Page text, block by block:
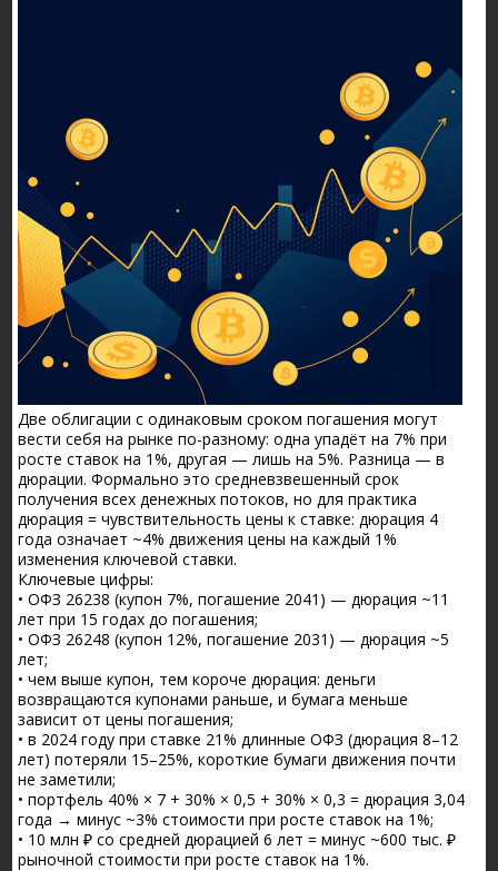
Две облигации с одинаковым сроком погашения могут
вести себя на рынке по-разному: одна упадёт на 7% при
росте ставок на 1%, другая — лишь на 5%. Разница — в
дюрации. Формально это средневзвешенный срок
получения всех денежных потоков, но для практика
дюрация = чувствительность цены к ставке: дюрация 4
года означает ~4% движения цены на каждый 1%
изменения ключевой ставки.
Ключевые цифры:
• ОФЗ 26238 (купон 7%, погашение 2041) — дюрация ~11
лет при 15 годах до погашения;
• ОФЗ 26248 (купон 12%, погашение 2031) — дюрация ~5
лет;
• чем выше купон, тем короче дюрация: деньги
возвращаются купонами раньше, и бумага меньше
зависит от цены погашения;
• в 2024 году при ставке 21% длинные ОФЗ (дюрация 8–12
лет) потеряли 15–25%, короткие бумаги движения почти
не заметили;
• портфель 40% × 7 + 30% × 0,5 + 30% × 0,3 = дюрация 3,04
года → минус ~3% стоимости при росте ставок на 1%;
• 10 млн ₽ со средней дюрацией 6 лет = минус ~600 тыс. ₽
рыночной стоимости при росте ставок на 1%.